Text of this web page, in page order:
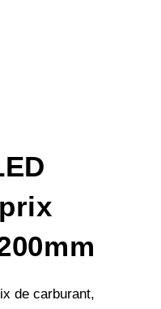
de carburant,